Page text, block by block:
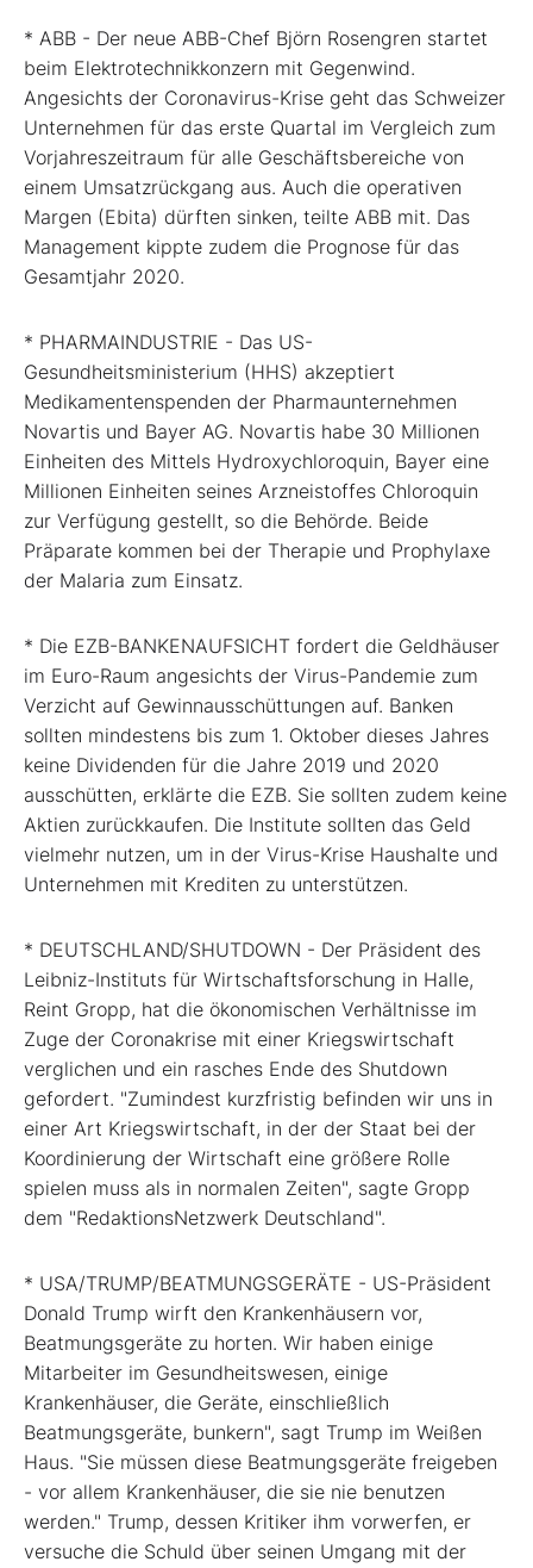
* ABB - Der neue ABB-Chef Björn Rosengren startet
beim Elektrotechnikkonzern mit Gegenwind.
Angesichts der Coronavirus-Krise geht das Schweizer
Unternehmen für das erste Quartal im Vergleich zum
Vorjahreszeitraum für alle Geschäftsbereiche von
einem Umsatzrückgang aus. Auch die operativen
Margen (Ebita) dürften sinken, teilte ABB mit. Das
Management kippte zudem die Prognose für das
Gesamtjahr 2020.
* PHARMAINDUSTRIE - Das US-
Gesundheitsministerium (HHS) akzeptiert
Medikamentenspenden der Pharmaunternehmen
Novartis und Bayer AG. Novartis habe 30 Millionen
Einheiten des Mittels Hydroxychloroquin, Bayer eine
Millionen Einheiten seines Arzneistoffes Chloroquin
zur Verfügung gestellt, so die Behörde. Beide
Präparate kommen bei der Therapie und Prophylaxe
der Malaria zum Einsatz.
* Die EZB-BANKENAUFSICHT fordert die Geldhäuser
im Euro-Raum angesichts der Virus-Pandemie zum
Verzicht auf Gewinnausschüttungen auf. Banken
sollten mindestens bis zum 1. Oktober dieses Jahres
keine Dividenden für die Jahre 2019 und 2020
ausschütten, erklärte die EZB. Sie sollten zudem keine
Aktien zurückkaufen. Die Institute sollten das Geld
vielmehr nutzen, um in der Virus-Krise Haushalte und
Unternehmen mit Krediten zu unterstützen.
* DEUTSCHLAND/SHUTDOWN - Der Präsident des
Leibniz-Instituts für Wirtschaftsforschung in Halle,
Reint Gropp, hat die ökonomischen Verhältnisse im
Zuge der Coronakrise mit einer Kriegswirtschaft
verglichen und ein rasches Ende des Shutdown
gefordert. "Zumindest kurzfristig befinden wir uns in
einer Art Kriegswirtschaft, in der der Staat bei der
Koordinierung der Wirtschaft eine größere Rolle
spielen muss als in normalen Zeiten", sagte Gropp
dem "RedaktionsNetzwerk Deutschland".
* USA/TRUMP/BEATMUNGSGERÄTE - US-Präsident
Donald Trump wirft den Krankenhäusern vor,
Beatmungsgeräte zu horten. Wir haben einige
Mitarbeiter im Gesundheitswesen, einige
Krankenhäuser, die Geräte, einschließlich
Beatmungsgeräte, bunkern", sagt Trump im Weißen
Haus. "Sie müssen diese Beatmungsgeräte freigeben
- vor allem Krankenhäuser, die sie nie benutzen
werden." Trump, dessen Kritiker ihm vorwerfen, er
versuche die Schuld über seinen Umgang mit der